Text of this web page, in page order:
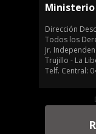
Dirección
Todos los
Jr.
Trujillo - La
Telf. Central: